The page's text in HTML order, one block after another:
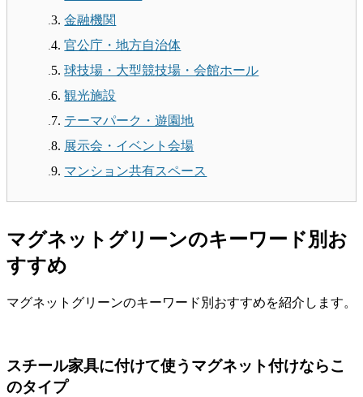
金融機関
官公庁・地方自治体
球技場・大型競技場・会館ホール
観光施設
テーマパーク・遊園地
展示会・イベント会場
マンション共有スペース
マグネットグリーンのキーワード別お
すすめ
マグネットグリーンのキーワード別おすすめを紹介します。
スチール家具に付けて使うマグネット付けならこ
のタイプ